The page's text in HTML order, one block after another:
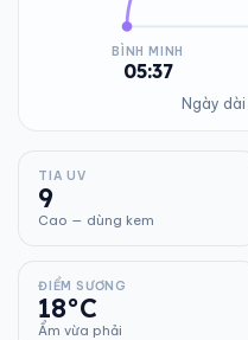
BÌNH MINH
05:37
Ngày dài
TIA UV
9
Cao — dùng kem
ĐIỂM SƯƠNG
18°C
Ẩm vừa phải